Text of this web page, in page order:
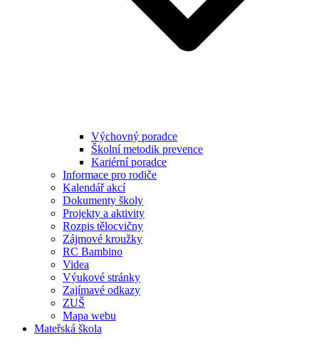
Výchovný poradce
Školní metodik prevence
Kariérní poradce
Informace pro rodiče
Kalendář akcí
Dokumenty školy
Projekty a aktivity
Rozpis tělocvičny
Zájmové kroužky
RC Bambino
Videa
Výukové stránky
Zajímavé odkazy
ZUŠ
Mapa webu
Mateřská škola